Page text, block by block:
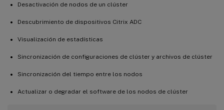
Desactivación de nodos de un clúster
Descubrimiento de dispositivos Citrix ADC
Visualización de estadísticas
Sincronización de configuraciones de clúster y archivos de clúster
Sincronización del tiempo entre los nodos
Actualizar o degradar el software de los nodos de clúster